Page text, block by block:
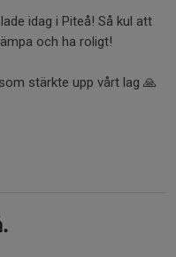
idag i Piteå! Så kul att
och ha roligt!
stärkte upp vårt lag 🙏